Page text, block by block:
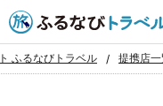
お気に入り
ふるなびトラベル 提携店